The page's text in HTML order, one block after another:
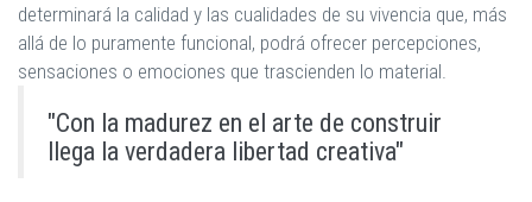
determinará la calidad y las cualidades de su vivencia que, más
allá de lo puramente funcional, podrá ofrecer percepciones,
sensaciones o emociones que trascienden lo material.
"Con la madurez en el arte de construir
llega la verdadera libertad creativa"